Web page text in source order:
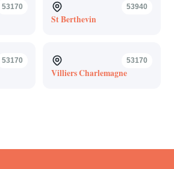
53170 53940
St Berthevin
53170 53170
Villiers Charlemagne